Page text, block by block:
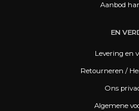
Aanbod
EN
Levering en
Retourneren /
Ons
Algemene